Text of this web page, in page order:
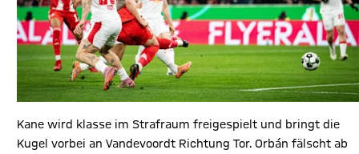
Kane wird klasse im Strafraum freigespielt und bringt die
Kugel vorbei an Vandevoordt Richtung Tor. Orbán fälscht ab